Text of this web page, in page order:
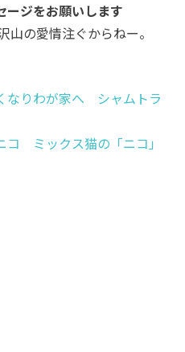
ジをお願いします
山の愛情注ぐからねー。
なりわが家へ シャムトラ
コ ミックス猫の「ニコ」